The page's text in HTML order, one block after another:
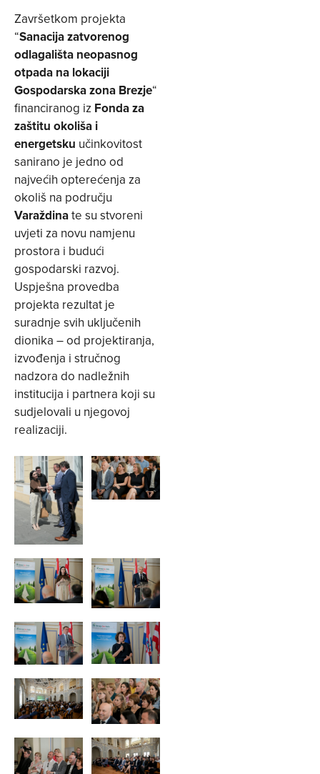
Završetkom projekta
“Sanacija zatvorenog
odlagališta neopasnog
otpada na lokaciji
Gospodarska zona Brezje“
financiranog iz Fonda za
zaštitu okoliša i
energetsku učinkovitost
sanirano je jedno od
najvećih opterećenja za
okoliš na području
Varaždinate su stvoreni
uvjeti za novu namjenu
prostora i budući
gospodarski razvoj.
Uspješna provedba
projekta rezultat je
suradnje svih uključenih
dionika – od projektiranja,
izvođenja i stručnog
nadzora do nadležnih
institucija i partnera koji su
sudjelovali u njegovoj
realizaciji.